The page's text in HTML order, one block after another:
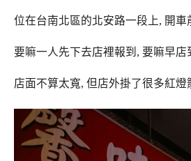
位在台南北區的北安路一段上, 開車
要嘛一人先下去店裡報到, 要嘛早店
店面不算太寬, 但店外掛了很多紅燈